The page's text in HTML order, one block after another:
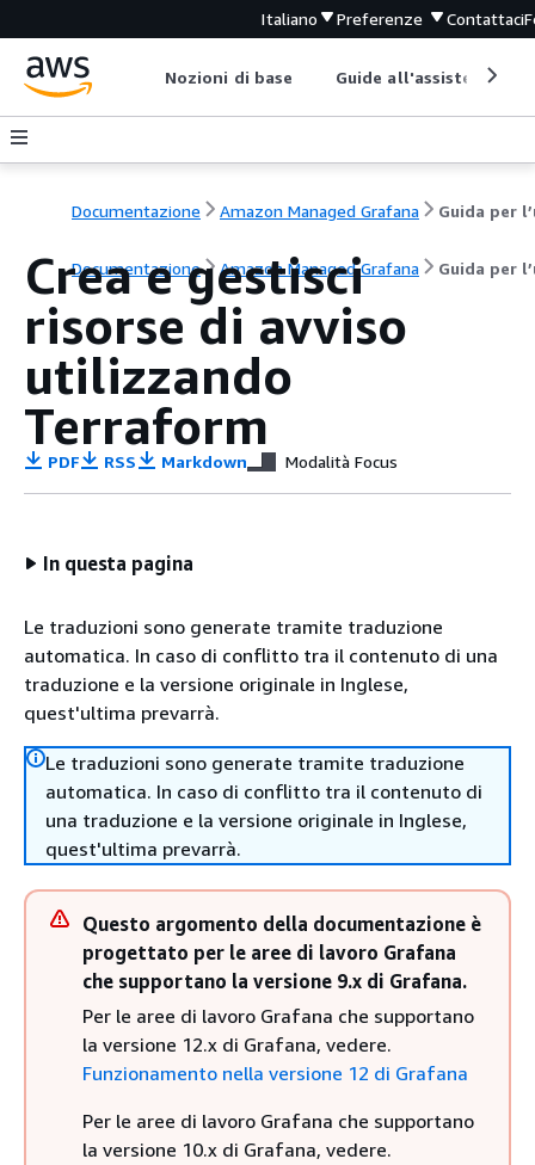
Italiano Preferenze Contattaci
Nozioni di base Guide all'assistenza
Documentazione Amazon Managed Grafana
Documentazione Amazon Managed Grafana Guida per
Crea e gestisci
risorse di avviso
utilizzando
Terraform
PDF RSS Markdown Modalità Focus
In questa pagina
Le traduzioni sono generate tramite traduzione
automatica. In caso di conflitto tra il contenuto di una
traduzione e la versione originale in Inglese,
quest'ultima prevarrà.
Le traduzioni sono generate tramite traduzione
automatica. In caso di conflitto tra il contenuto di
una traduzione e la versione originale in Inglese,
quest'ultima prevarrà.
Questo argomento della documentazione è
progettato per le aree di lavoro Grafana
che supportano la versione 9.x di Grafana.
Per le aree di lavoro Grafana che supportano
la versione 12.x di Grafana, vedere.
Funzionamento nella versione 12 di Grafana
Per le aree di lavoro Grafana che supportano
la versione 10.x di Grafana, vedere.